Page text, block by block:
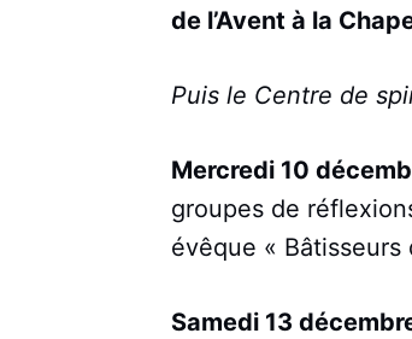
de l’Avent à la
Puis le Centre de
Mercredi 10
groupes de
évêque « Bâtisseurs
Samedi 13